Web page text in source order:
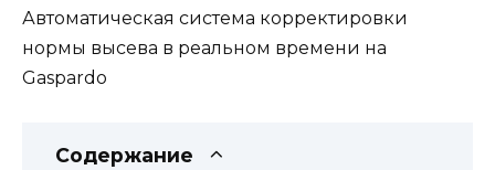
Автоматическая система корректировки
нормы высева в реальном времени на
Gaspardo
Содержание